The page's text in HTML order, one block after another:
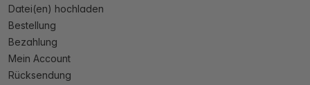
Datei(en) hochladen
Bestellung
Bezahlung
Mein Account
Rücksendung